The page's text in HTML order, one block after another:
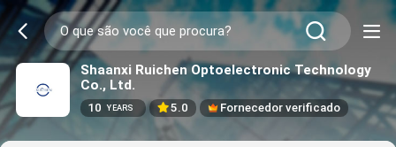
Shaanxi Ruichen Optoelectronic Technology
Co., Ltd.
10 YEARS 5.0 Fornecedor verificado